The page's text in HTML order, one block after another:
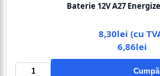
Baterie 12V A27
8,30lei (cu
6,86lei